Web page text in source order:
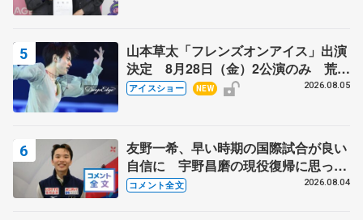
山本草太「フレンズオンアイス」出演
決定 8月28日（金）2公演のみ 荒川
静香さんプロデュース、20周年のアイ
アイスショー NEW 2026.08.05
友野一希、早い時期の国際試合が良い
自信に 宇野昌磨の現役復帰に思って
いること 【アジアンオープントロフ
コメント全文 2026.08.04